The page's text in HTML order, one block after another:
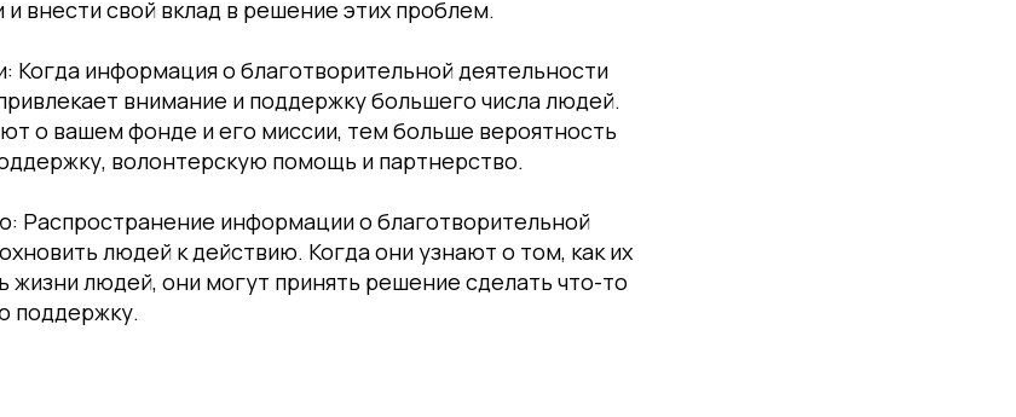
внести свой вклад в решение этих проблем.
Когда информация о благотворительной деятельности
внимание и поддержку большего числа людей.
о вашем фонде и его миссии, тем больше вероятность
волонтерскую помощь и партнерство.
Распространение информации о благотворительной
людей к действию. Когда они узнают о том, как их
людей, они могут принять решение сделать что-то
поддержку.